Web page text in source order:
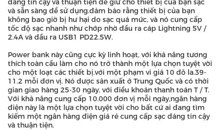
đáng tin cậy và thuận tiện để giữ cho thiết bị của bạn sạc
và sẵn sàng để sử dụng.đảm bảo rằng thiết bị của bạn
không bao giờ bị hư hại do sạc quá mức, và nó cung cấp
tốc độ sạc nhanh như chớp nhờ đầu ra cáp Lightning 5V /
2.4A và đầu ra USB1 PD22.5W.
Power bank này cũng cực kỳ linh hoạt, với khả năng tương
thích toàn cầu làm cho nó trở thành một lựa chọn tuyệt vời
cho một loạt các thiết bị.với một phạm vi giá 10 đô la.39-
11.2 mỗi đơn vị. Nó được sản xuất ở Trung Quốc và có thời
gian giao hàng 25-30 ngày, với điều khoản thanh toán T / T.
Với khả năng cung cấp 10.000 đơn vị mỗi ngày,ngân hàng
điện này là một lựa chọn tuyệt vời cho bất cứ ai đang tìm
kiếm một ngân hàng điện giá rẻ cung cấp sạc đáng tin cậy
và thuận tiện.